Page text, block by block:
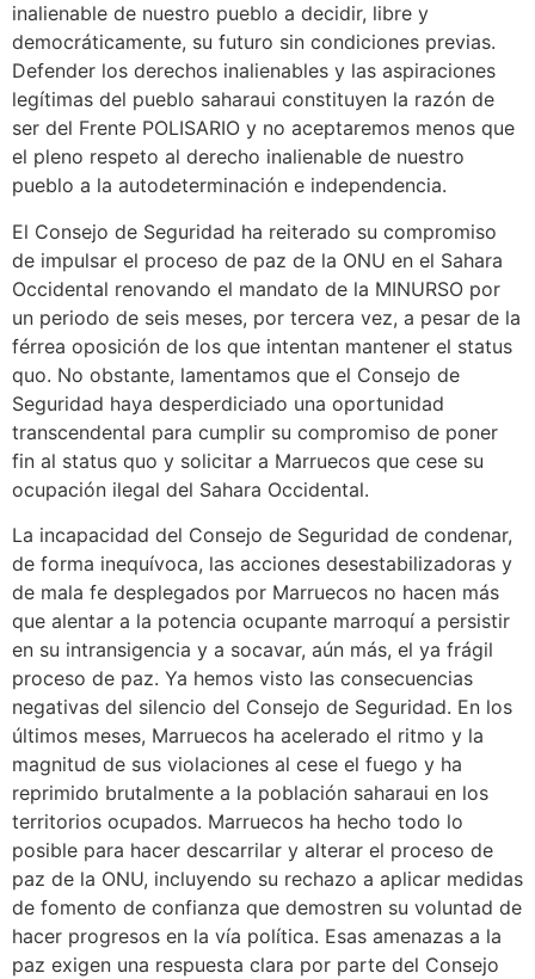
inalienable de nuestro pueblo a decidir, libre y
democráticamente, su futuro sin condiciones previas.
Defender los derechos inalienables y las aspiraciones
legítimas del pueblo saharaui constituyen la razón de
ser del Frente POLISARIO y no aceptaremos menos que
el pleno respeto al derecho inalienable de nuestro
pueblo a la autodeterminación e independencia.
El Consejo de Seguridad ha reiterado su compromiso
de impulsar el proceso de paz de la ONU en el Sahara
Occidental renovando el mandato de la MINURSO por
un periodo de seis meses, por tercera vez, a pesar de la
férrea oposición de los que intentan mantener el status
quo. No obstante, lamentamos que el Consejo de
Seguridad haya desperdiciado una oportunidad
transcendental para cumplir su compromiso de poner
fin al status quo y solicitar a Marruecos que cese su
ocupación ilegal del Sahara Occidental.
La incapacidad del Consejo de Seguridad de condenar,
de forma inequívoca, las acciones desestabilizadoras y
de mala fe desplegados por Marruecos no hacen más
que alentar a la potencia ocupante marroquí a persistir
en su intransigencia y a socavar, aún más, el ya frágil
proceso de paz. Ya hemos visto las consecuencias
negativas del silencio del Consejo de Seguridad. En los
últimos meses, Marruecos ha acelerado el ritmo y la
magnitud de sus violaciones al cese el fuego y ha
reprimido brutalmente a la población saharaui en los
territorios ocupados. Marruecos ha hecho todo lo
posible para hacer descarrilar y alterar el proceso de
paz de la ONU, incluyendo su rechazo a aplicar medidas
de fomento de confianza que demostren su voluntad de
hacer progresos en la vía política. Esas amenazas a la
paz exigen una respuesta clara por parte del Consejo